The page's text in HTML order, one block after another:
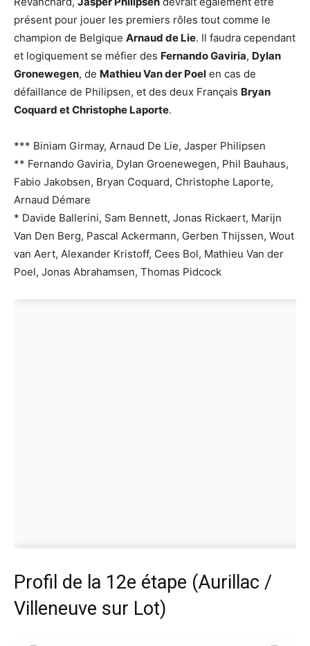
présent pour jouer les premiers rôles tout comme le
champion de Belgique Arnaud de Lie. Il faudra cependant
et logiquement se méfier des Fernando Gaviria, Dylan
Gronewegen, de Mathieu Van der Poel en cas de
défaillance de Philipsen, et des deux Français Bryan
Coquard et Christophe Laporte.
*** Biniam Girmay, Arnaud De Lie, Jasper Philipsen
** Fernando Gaviria, Dylan Groenewegen, Phil Bauhaus,
Fabio Jakobsen, Bryan Coquard, Christophe Laporte,
Arnaud Démare
* Davide Ballerini, Sam Bennett, Jonas Rickaert, Marijn
Van Den Berg, Pascal Ackermann, Gerben Thijssen, Wout
van Aert, Alexander Kristoff, Cees Bol, Mathieu Van der
Poel, Jonas Abrahamsen, Thomas Pidcock
Profil de la 12e étape (Aurillac /
Villeneuve sur Lot)